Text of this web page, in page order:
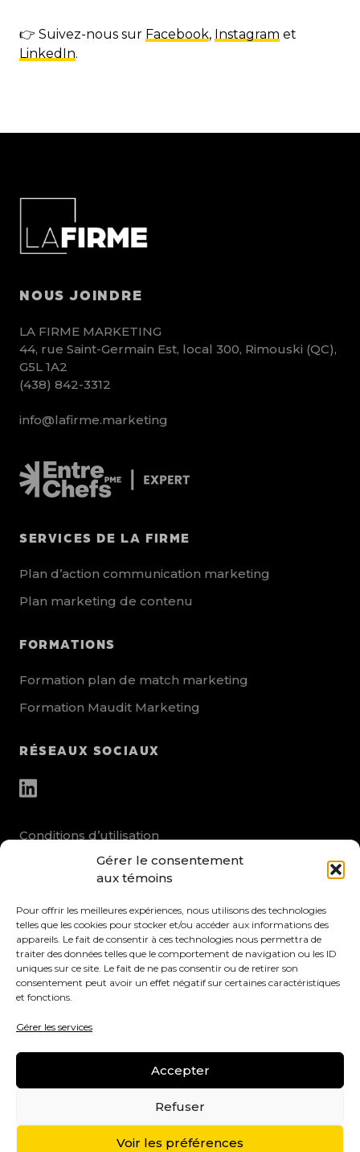
Gérer le consentement
aux témoins
Pour offrir les meilleures expériences, nous utilisons des technologies
telles que les cookies pour stocker et/ou accéder aux informations des
appareils. Le fait de consentir à ces technologies nous permettra de
traiter des données telles que le comportement de navigation ou les ID
uniques sur ce site. Le fait de ne pas consentir ou de retirer son
consentement peut avoir un effet négatif sur certaines caractéristiques
et fonctions.
Gérer les services
Accepter
Refuser
Voir les préférences
👉 Suivez-nous sur Facebook, Instagram et
LinkedIn.
NOUS JOINDRE
LA FIRME MARKETING
44, rue Saint-Germain Est, local 300, Rimouski (QC),
G5L 1A2
(438) 842-3312
info@lafirme.marketing
SERVICES DE LA FIRME
Plan d’action communication marketing
Plan marketing de contenu
FORMATIONS
Formation plan de match marketing
Formation Maudit Marketing
RÉSEAUX SOCIAUX
Conditions d’utilisation
Politique de confidentialité
offerte par l’entremise des réseaux Agriconseils grâce au
Partenariat canadien pour une agriculture durable, entente
conclue entre les gouvernements du Canada et du Québec.